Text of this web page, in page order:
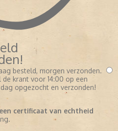
besteld, morgen verzonden.
de krant voor 14:00 op een
opgezocht en verzonden!
certificaat van echtheid